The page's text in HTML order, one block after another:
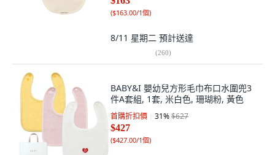
($163.00/1個)
8/11 星期二 預計送達
(260)
BABY&I 嬰幼兒方形毛巾布口水圍兜3
件A套組, 1套, 米白色, 珊瑚粉, 黃色
首購折扣價 31%$627
$427
($427.00/1個)